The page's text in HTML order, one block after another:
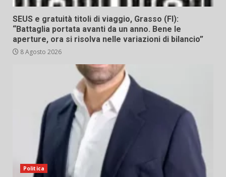
SEUS e gratuità titoli di viaggio, Grasso (FI):
“Battaglia portata avanti da un anno. Bene le
aperture, ora si risolva nelle variazioni di bilancio”
8 Agosto 2026
Politica